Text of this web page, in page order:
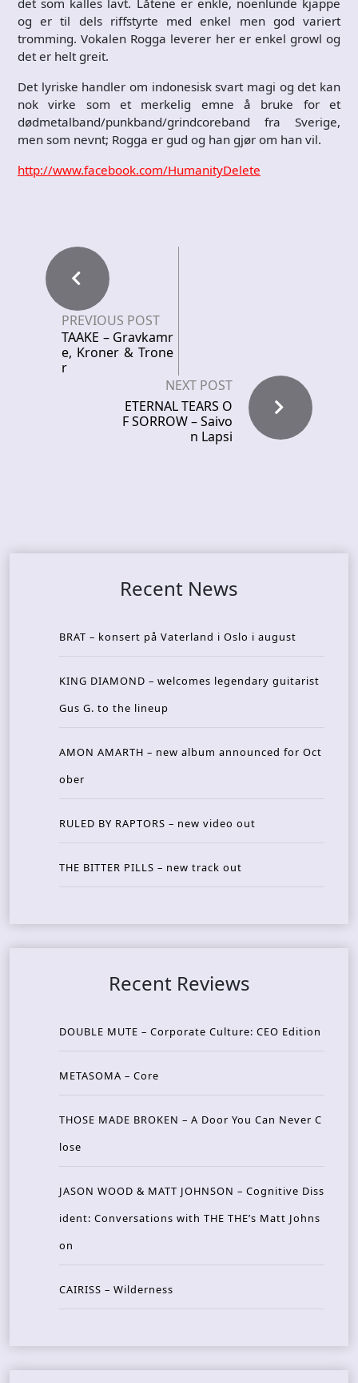
det som kalles lavt. Låtene er enkle, noenlunde kjappe
og er til dels riffstyrte med enkel men god variert
tromming. Vokalen Rogga leverer her er enkel growl og
det er helt greit.
Det lyriske handler om indonesisk svart magi og det kan
nok virke som et merkelig emne å bruke for et
dødmetalband/punkband/grindcoreband fra Sverige,
men som nevnt; Rogga er gud og han gjør om han vil.
http://www.facebook.com/HumanityDelete
PREVIOUS POST
TAAKE – Gravkamr
e, Kroner & Trone
r
NEXT POST
ETERNAL TEARS O
F SORROW – Saivo
n Lapsi
Recent News
BRAT – konsert på Vaterland i Oslo i august
KING DIAMOND – welcomes legendary guitarist
Gus G. to the lineup
AMON AMARTH – new album announced for Oct
ober
RULED BY RAPTORS – new video out
THE BITTER PILLS – new track out
Recent Reviews
DOUBLE MUTE – Corporate Culture: CEO Edition
METASOMA – Core
THOSE MADE BROKEN – A Door You Can Never C
lose
JASON WOOD & MATT JOHNSON – Cognitive Diss
ident: Conversations with THE THE’s Matt Johns
on
CAIRISS – Wilderness